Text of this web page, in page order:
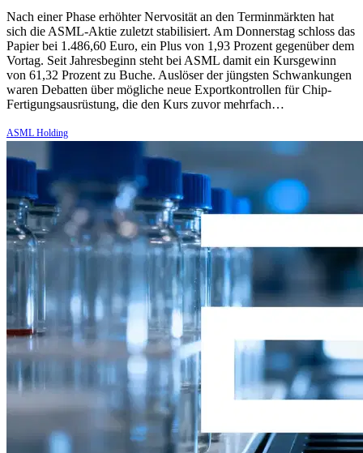
Nach einer Phase erhöhter Nervosität an den Terminmärkten hat
sich die ASML-Aktie zuletzt stabilisiert. Am Donnerstag schloss das
Papier bei 1.486,60 Euro, ein Plus von 1,93 Prozent gegenüber dem
Vortag. Seit Jahresbeginn steht bei ASML damit ein Kursgewinn
von 61,32 Prozent zu Buche. Auslöser der jüngsten Schwankungen
waren Debatten über mögliche neue Exportkontrollen für Chip-
Fertigungsausrüstung, die den Kurs zuvor mehrfach…
ASML Holding